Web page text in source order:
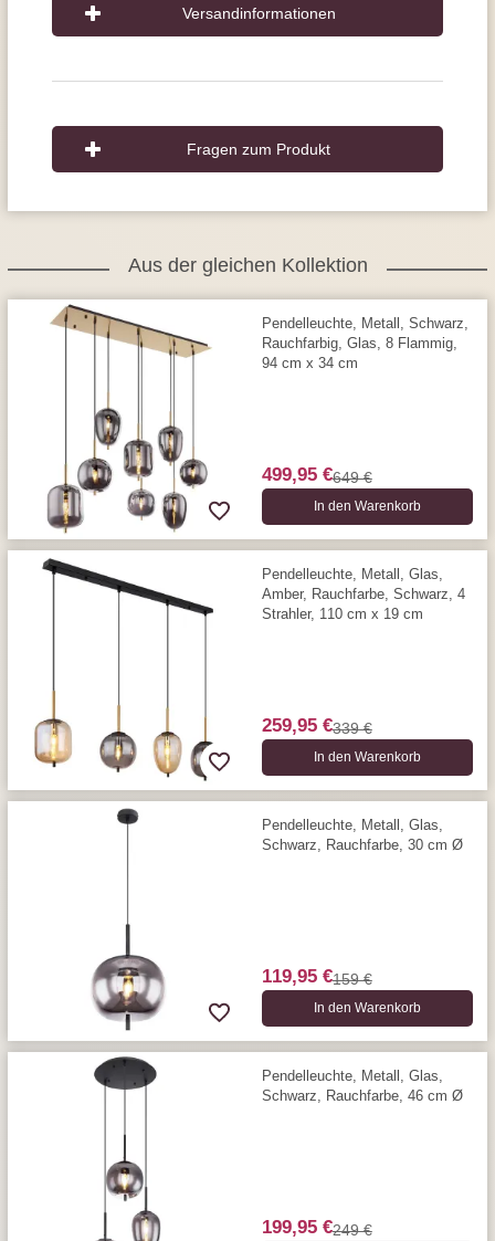
Versandinformationen
Fragen zum Produkt
Aus der gleichen Kollektion
Pendelleuchte, Metall, Schwarz,
Rauchfarbig, Glas, 8 Flammig,
94 cm x 34 cm
499,95 €649 €
In den Warenkorb
Pendelleuchte, Metall, Glas,
Amber, Rauchfarbe, Schwarz, 4
Strahler, 110 cm x 19 cm
259,95 €339 €
In den Warenkorb
Pendelleuchte, Metall, Glas,
Schwarz, Rauchfarbe, 30 cm Ø
119,95 €159 €
In den Warenkorb
Pendelleuchte, Metall, Glas,
Schwarz, Rauchfarbe, 46 cm Ø
199,95 €249 €